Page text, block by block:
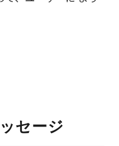
セージ